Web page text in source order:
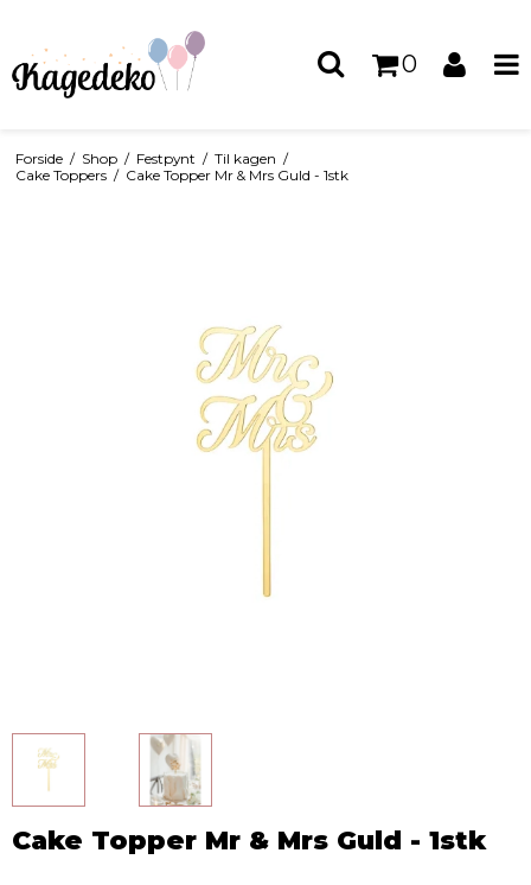
0
Forside / Shop / Festpynt / Til kagen /
Cake Toppers / Cake Topper Mr & Mrs Guld - 1stk
Cake Topper Mr & Mrs Guld - 1stk